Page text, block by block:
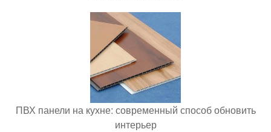
ПВХ панели на кухне: современный способ обновить
интерьер